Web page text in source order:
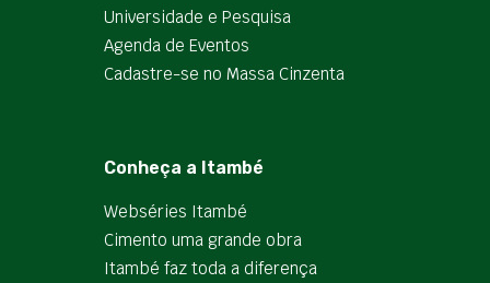
Universidade e Pesquisa
Agenda de Eventos
Cadastre-se no Massa Cinzenta
Conheça a Itambé
Webséries Itambé
Cimento uma grande obra
Itambé faz toda a diferença